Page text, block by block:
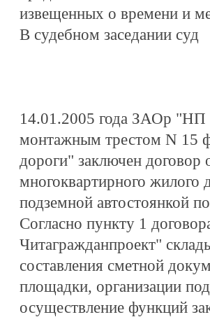
извещенных о времени и
В судебном заседании суд
14.01.2005 года ЗАОр "НП
монтажным трестом N 15
дороги" заключен договор
многоквартирного
подземной автостоянкой
Согласно пункту 1
Читагражданпроект"
составления сметной
площадки, организации
осуществление функций